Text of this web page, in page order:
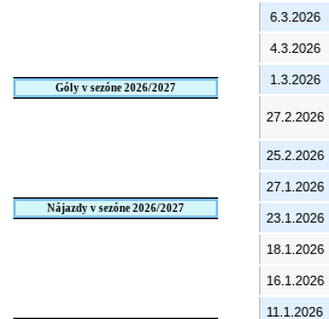
Góly v sezóne 2026/2027
Nájazdy v sezóne 2026/2027
6.3.2026
4.3.2026
1.3.2026
27.2.2026
25.2.2026
27.1.2026
23.1.2026
18.1.2026
16.1.2026
11.1.2026